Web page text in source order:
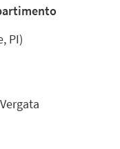
PI)